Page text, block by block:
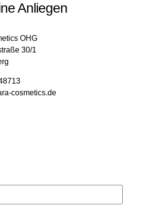
Anliegen
OHG
30/1
cosmetics.de